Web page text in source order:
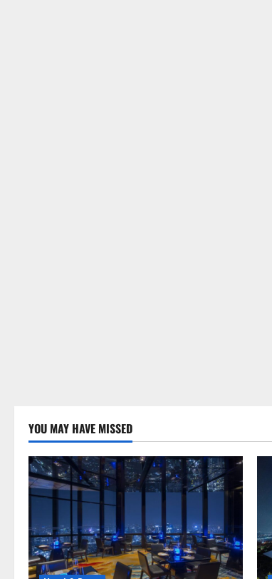
YOU MAY HAVE MISSED